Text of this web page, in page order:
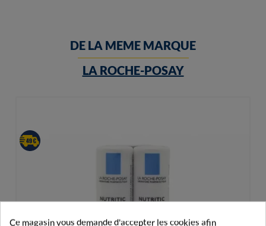
DE LA MEME MARQUE
LA ROCHE-POSAY
Ce magasin vous demande d'accepter les cookies afin